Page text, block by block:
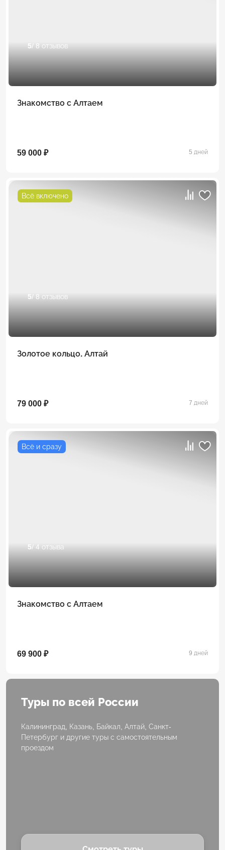
5/ 8 отзывов
Знакомство с Алтаем
59 000 ₽ 5 дней
Всё включено
5/ 8 отзывов
Золотое кольцо. Алтай
79 000 ₽ 7 дней
Всё и сразу
5/ 4 отзыва
Знакомство с Алтаем
69 900 ₽ 9 дней
Туры по всей России
Калининград, Казань, Байкал, Алтай, Санкт-
Петербург и другие туры с самостоятельным
проездом